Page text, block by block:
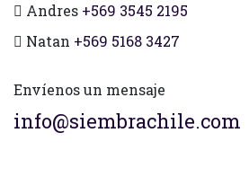
Andres +569 3545 2195
Natan +569 5168 3427
Envíenos un mensaje
info@siembrachile.com